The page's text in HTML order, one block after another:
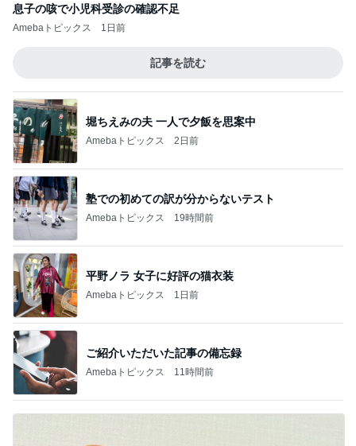
息子の咳で小児科受診の確認不足
Amebaトピックス 1日前
記事を読む
堀ちえみの夫 一人で夕飯を思案中
Amebaトピックス 2日前
塾での初めての訳が分からないテスト
Amebaトピックス 19時間前
平野ノラ 女子に好評の猫衣装
Amebaトピックス 1日前
ご紹介いただいた記事の備忘録
Amebaトピックス 11時間前